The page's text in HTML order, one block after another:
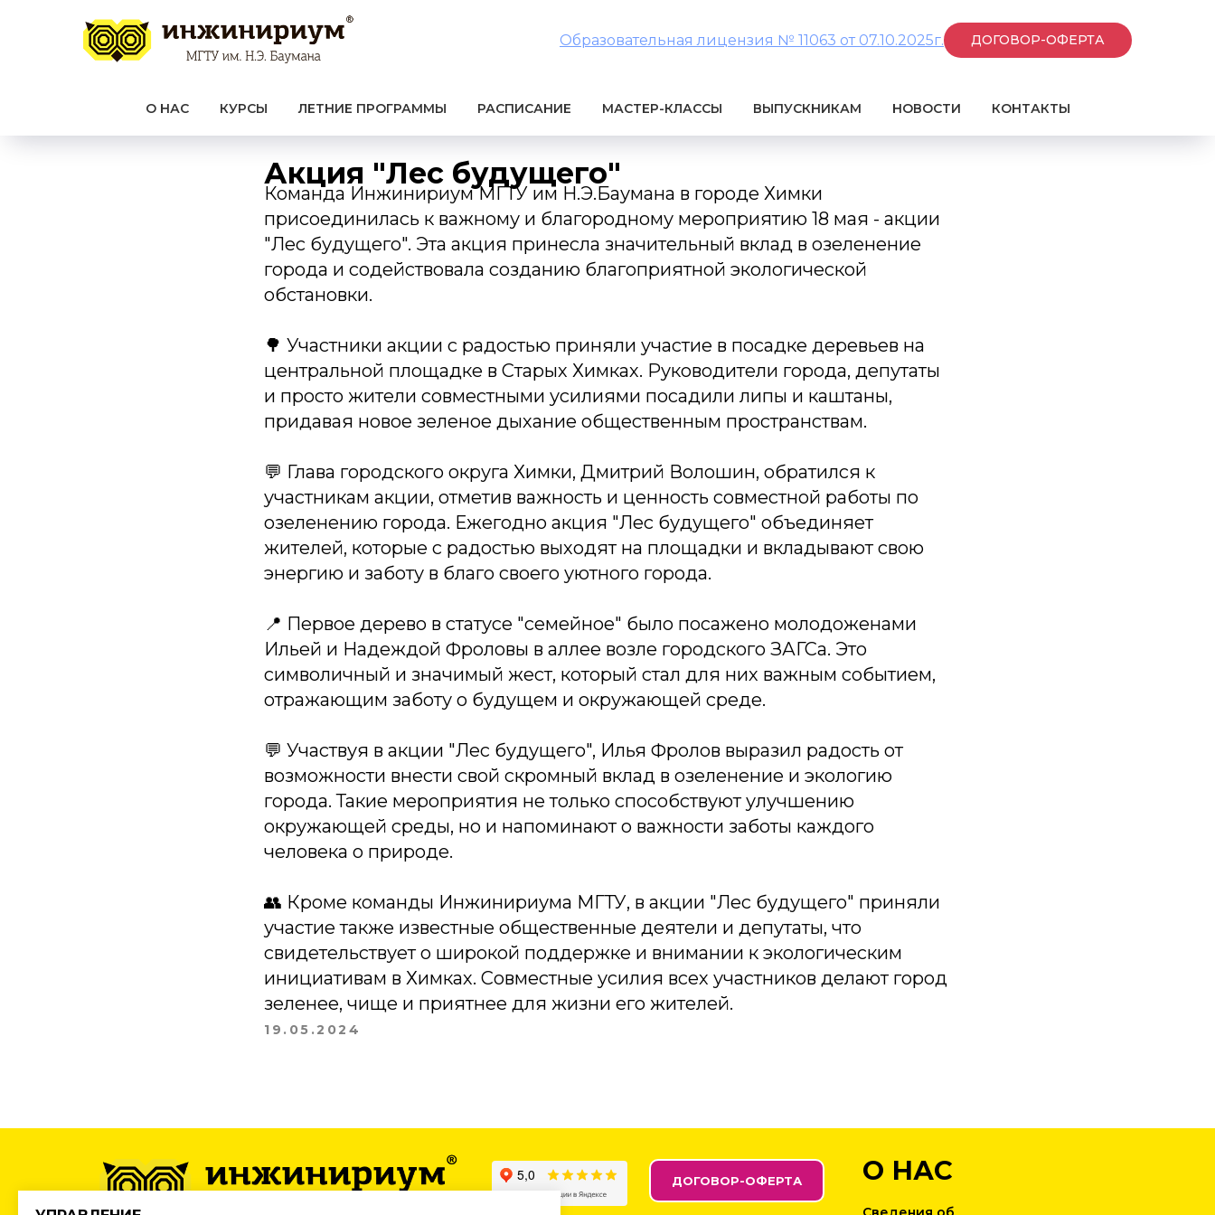
Образовательная лицензия № 11063 от 07.10.2025г. ДОГОВОР-ОФЕРТА
О НАС КУРСЫ ЛЕТНИЕ ПРОГРАММЫ РАСПИСАНИЕ МАСТЕР-КЛАССЫ ВЫПУСКНИКАМ НОВОСТИ КОНТАКТЫ
Акция "Лес будущего"
Команда Инжинириум МГТУ им Н.Э.Баумана в городе Химки
присоединилась к важному и благородному мероприятию 18 мая - акции
"Лес будущего". Эта акция принесла значительный вклад в озеленение
города и содействовала созданию благоприятной экологической
обстановки.
🌳 Участники акции с радостью приняли участие в посадке деревьев на
центральной площадке в Старых Химках. Руководители города, депутаты
и просто жители совместными усилиями посадили липы и каштаны,
придавая новое зеленое дыхание общественным пространствам.
💬 Глава городского округа Химки, Дмитрий Волошин, обратился к
участникам акции, отметив важность и ценность совместной работы по
озеленению города. Ежегодно акция "Лес будущего" объединяет
жителей, которые с радостью выходят на площадки и вкладывают свою
энергию и заботу в благо своего уютного города.
📍 Первое дерево в статусе "семейное" было посажено молодоженами
Ильей и Надеждой Фроловы в аллее возле городского ЗАГСа. Это
символичный и значимый жест, который стал для них важным событием,
отражающим заботу о будущем и окружающей среде.
💬 Участвуя в акции "Лес будущего", Илья Фролов выразил радость от
возможности внести свой скромный вклад в озеленение и экологию
города. Такие мероприятия не только способствуют улучшению
окружающей среды, но и напоминают о важности заботы каждого
человека о природе.
👥 Кроме команды Инжинириума МГТУ, в акции "Лес будущего" приняли
участие также известные общественные деятели и депутаты, что
свидетельствует о широкой поддержке и внимании к экологическим
инициативам в Химках. Совместные усилия всех участников делают город
зеленее, чище и приятнее для жизни его жителей.
19.05.2024
О НАС
ДОГОВОР-ОФЕРТА